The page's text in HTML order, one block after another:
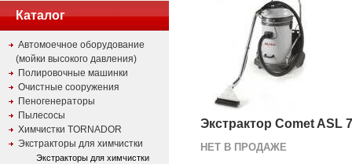
Каталог
Автомоечное оборудование
(мойки высокого давления)
Полировочные машинки
Очистные сооружения
Пеногенераторы
Пылесосы
Химчистки TORNADOR
Экстракторы для химчистки
Экстракторы для химчистки
Экстрактор Comet ASL
НЕТ В ПРОДАЖЕ